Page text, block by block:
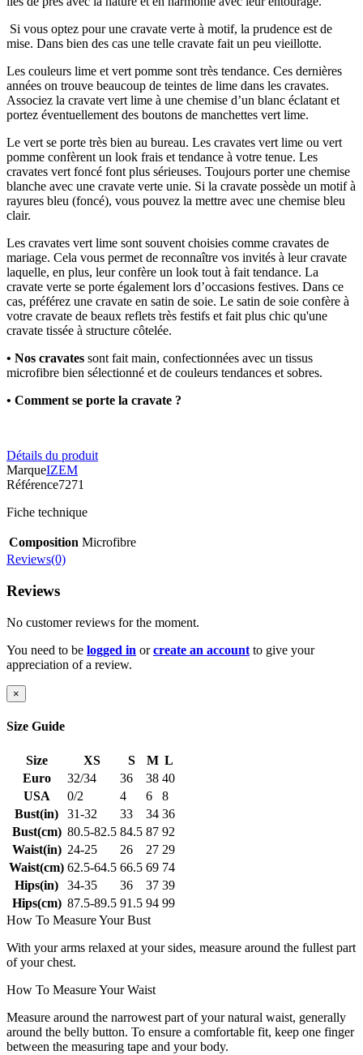
Si vous optez pour une cravate verte à motif, la prudence est de
mise. Dans bien des cas une telle cravate fait un peu vieillotte.
Les couleurs lime et vert pomme sont très tendance. Ces dernières
années on trouve beaucoup de teintes de lime dans les cravates.
Associez la cravate vert lime à une chemise d’un blanc éclatant et
portez éventuellement des boutons de manchettes vert lime.
Le vert se porte très bien au bureau. Les cravates vert lime ou vert
pomme confèrent un look frais et tendance à votre tenue. Les
cravates vert foncé font plus sérieuses. Toujours porter une chemise
blanche avec une cravate verte unie. Si la cravate possède un motif à
rayures bleu (foncé), vous pouvez la mettre avec une chemise bleu
clair.
Les cravates vert lime sont souvent choisies comme cravates de
mariage. Cela vous permet de reconnaître vos invités à leur cravate
laquelle, en plus, leur confère un look tout à fait tendance. La
cravate verte se porte également lors d’occasions festives. Dans ce
cas, préférez une cravate en satin de soie. Le satin de soie confère à
votre cravate de beaux reflets très festifs et fait plus chic qu'une
cravate tissée à structure côtelée.
• Nos cravates sont fait main, confectionnées avec un tissus
microfibre bien sélectionné et de couleurs tendances et sobres.
• Comment se porte la cravate ?
Détails du produit
MarqueIZEM
Référence7271
Fiche technique
Composition Microfibre
Reviews(0)
Reviews
No customer reviews for the moment.
You need to be logged in orcreate an account to give your
appreciation of a review.
×
Size Guide
Size XS S M L
Euro
32/34 36 38 40
USA
0/2 4 6
8
Bust(in)
31-32 33 34 36
Bust(cm) 80.5-82.5 84.5 87 92
Waist(in) 24-25 26 27 29
Waist(cm) 62.5-64.5 66.5 69 74
Hips(in)
34-35 36 37 39
Hips(cm) 87.5-89.5 91.5 94 99
How To Measure Your Bust
With your arms relaxed at your sides, measure around the fullest part
of your chest.
How To Measure Your Waist
Measure around the narrowest part of your natural waist, generally
around the belly button. To ensure a comfortable fit, keep one finger
between the measuring tape and your body.